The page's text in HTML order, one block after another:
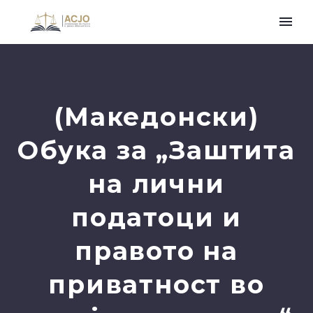
(Македонски)
Обука за „Заштита
на лични
податоци и
правото на
приватност во